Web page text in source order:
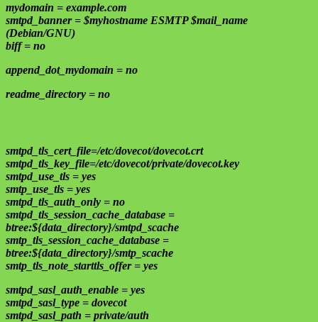
mydomain = example.com
smtpd_banner = $myhostname ESMTP $mail_name
(Debian/GNU)
biff = no
append_dot_mydomain = no
readme_directory = no
smtpd_tls_cert_file=/etc/dovecot/dovecot.crt
smtpd_tls_key_file=/etc/dovecot/private/dovecot.key
smtpd_use_tls = yes
smtp_use_tls = yes
smtpd_tls_auth_only = no
smtpd_tls_session_cache_database =
btree:${data_directory}/smtpd_scache
smtp_tls_session_cache_database =
btree:${data_directory}/smtp_scache
smtp_tls_note_starttls_offer = yes
smtpd_sasl_auth_enable = yes
smtpd_sasl_type = dovecot
smtpd_sasl_path = private/auth